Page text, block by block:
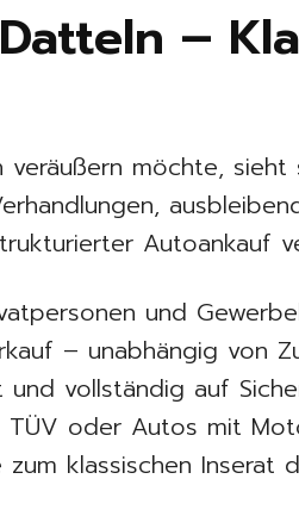
–
veräußern möchte,
Autoankauf
und
– unabhängig von
vollständig auf
TÜV oder Autos mit
klassischen Inserat